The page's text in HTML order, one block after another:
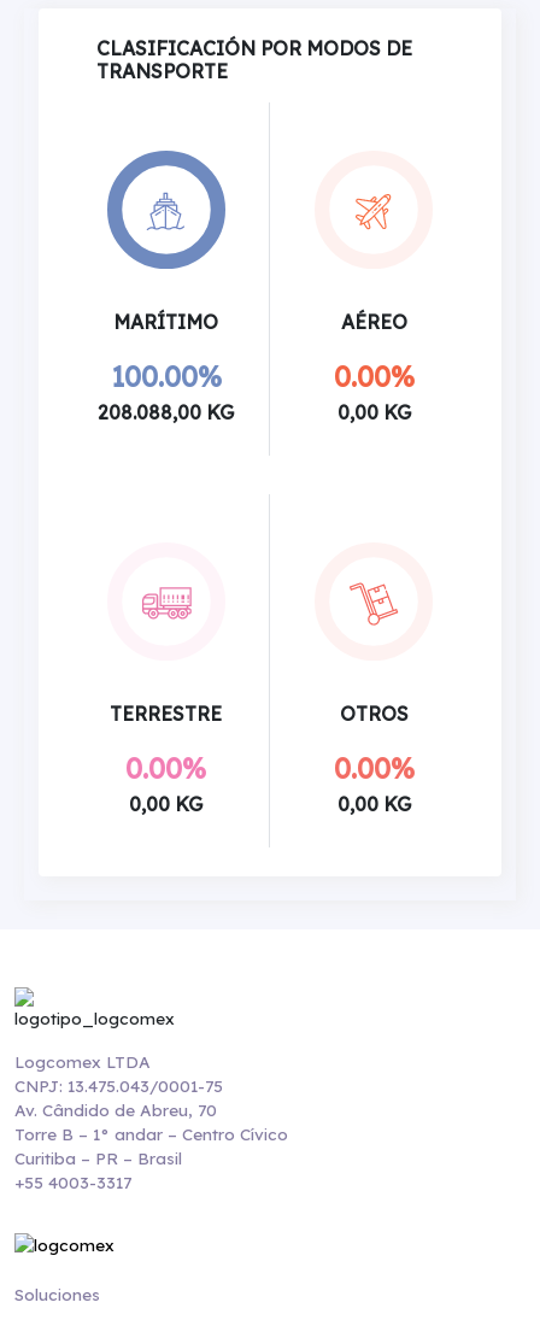
CLASIFICACIÓN POR MODOS DE
TRANSPORTE
MARÍTIMO
100.00%
208.088,00 KG
AÉREO
0.00%
0,00 KG
TERRESTRE
0.00%
0,00 KG
OTROS
0.00%
0,00 KG
Logcomex LTDA
CNPJ: 13.475.043/0001-75
Av. Cândido de Abreu, 70
Torre B – 1° andar – Centro Cívico
Curitiba – PR – Brasil
+55 4003-3317
Soluciones